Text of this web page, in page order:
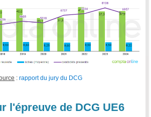
: rapport du jury du DCG
l'épreuve de DCG UE6